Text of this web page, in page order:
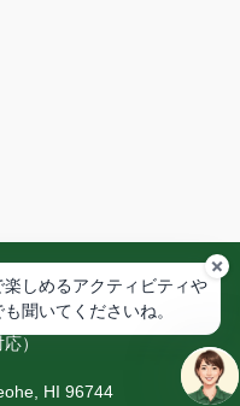
）
HI 96744
しめるアクティビティや
聞いてくださいね。